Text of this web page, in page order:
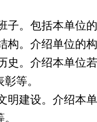
子。包括本单位
构。介绍单位的
史。介绍本单位
等。
明建设。介绍本